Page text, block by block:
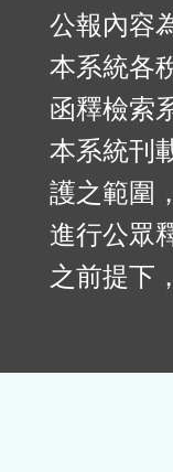
公報內容
本系統各
函釋檢索
本系統刊
護之範圍
進行公眾
之前提下